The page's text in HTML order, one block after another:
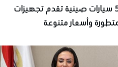
5 سيارات صينية تقدم تجهيزات
وأسعار متنوعة